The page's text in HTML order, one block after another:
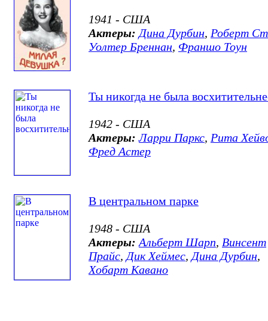
1941 - США
Актеры: Дина Дурбин, Роберт
Уолтер Бреннан, Франшо Тоун
Ты никогда не была
1942 - США
Актеры: Ларри Паркс, Рита
Фред Астер
В центральном парке
1948 - США
Актеры: Альберт Шарп, Винсент
Прайс, Дик Хеймес, Дина Дурбин,
Хобарт Кавано